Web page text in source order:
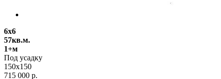
6х6
57кв.м.
1+м
Под усадку
150х150
715 000 р.